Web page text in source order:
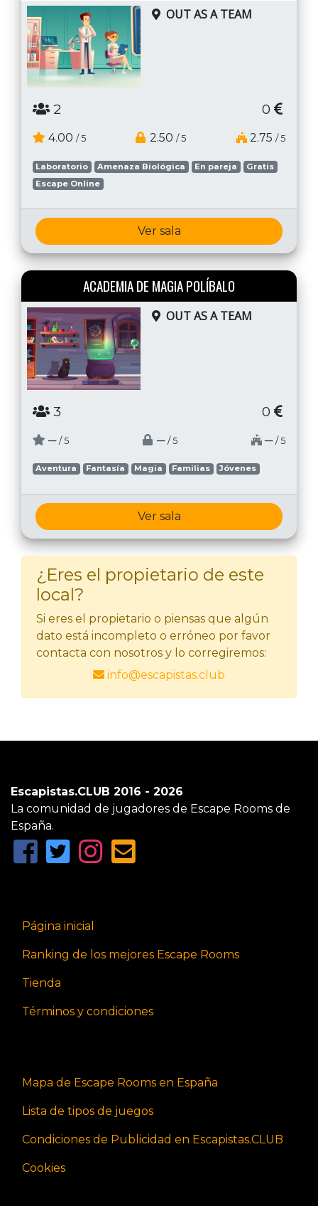
OUT AS A TEAM
2 0
4.00 / 5 2.50 / 5 2.75 / 5
Laboratorio Amenaza Biológica En pareja
Gratis
Escape Online
Ver sala
ACADEMIA DE MAGIA POLÍBALO
OUT AS A TEAM
3 0
─ / 5 ─ / 5 ─ / 5
Aventura Fantasía Magia Familias Jóvenes
Ver sala
¿Eres el propietario de este
local?
Si eres el propietario o piensas que algún
dato está incompleto o erróneo por favor
contacta con nosotros y lo corregiremos:
info@escapistas.club
Escapistas.CLUB 2016 - 2026
La comunidad de jugadores de Escape Rooms de
España.
Página inicial
Ranking de los mejores Escape Rooms
Tienda
Términos y condiciones
Mapa de Escape Rooms en España
Lista de tipos de juegos
Condiciones de Publicidad en Escapistas.CLUB
Cookies